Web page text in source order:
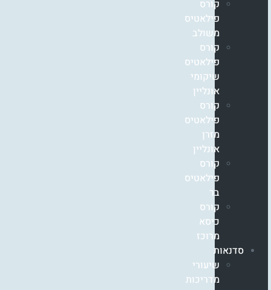
קורס
פילאטיס
משולב
קורס
פילאטיס
שיקומי
אונליין
קורס
פילאטיס
מזרן
אונליין
קורס
פילאטיס
בר
קורס
כיסא
מרוכז
סדנאות
שיעורי
מדריכות